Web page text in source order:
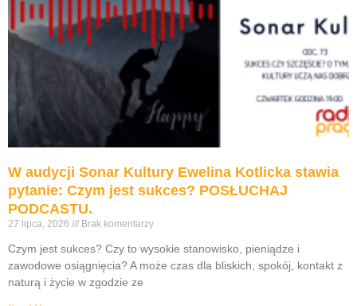
W audycji Sonar Kultury Ewelina Kotlicka stawia
pytanie: Czym jest sukces? POSŁUCHAJ
PODCASTU.
27 lipca, 2026 Brak komentarzy
Czym jest sukces? Czy to wysokie stanowisko, pieniądze i
zawodowe osiągnięcia? A może czas dla bliskich, spokój, kontakt z
naturą i życie w zgodzie ze